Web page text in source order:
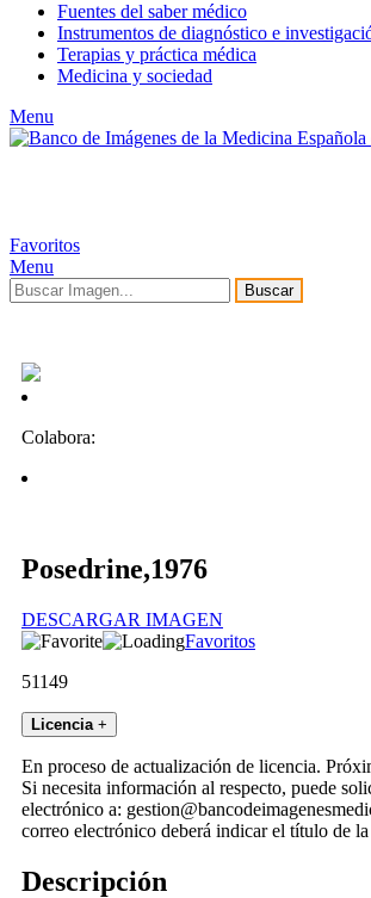
Fuentes del saber médico
Instrumentos de diagnóstico e
Terapias y práctica médica
Medicina y sociedad
Menu
Favoritos
Menu
Buscar
Colabora:
Posedrine,1976
DESCARGAR IMAGEN
Favoritos
51149
Licencia +
En proceso de actualización de licencia.
Si necesita información al respecto, puede
electrónico a:
correo electrónico deberá indicar el título de
Descripción